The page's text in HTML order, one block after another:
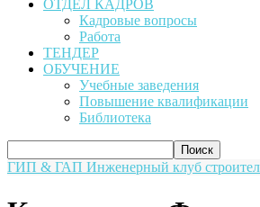
ОТДЕЛ КАДРОВ
Кадровые вопросы
Работа
ТЕНДЕР
ОБУЧЕНИЕ
Учебные заведения
Повышение квалификации
Библиотека
ГИП & ГАП Инженерный клуб